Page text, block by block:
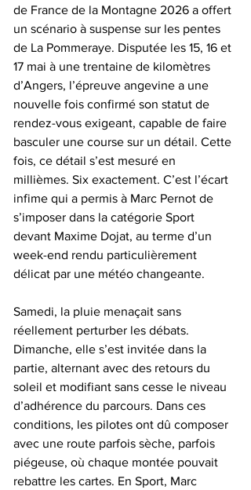
de France de la Montagne 2026 a offert
un scénario à suspense sur les pentes
de La Pommeraye. Disputée les 15, 16 et
17 mai à une trentaine de kilomètres
d’Angers, l’épreuve angevine a une
nouvelle fois confirmé son statut de
rendez-vous exigeant, capable de faire
basculer une course sur un détail. Cette
fois, ce détail s’est mesuré en
millièmes. Six exactement. C’est l’écart
infime qui a permis à Marc Pernot de
s’imposer dans la catégorie Sport
devant Maxime Dojat, au terme d’un
week-end rendu particulièrement
délicat par une météo changeante.
Samedi, la pluie menaçait sans
réellement perturber les débats.
Dimanche, elle s’est invitée dans la
partie, alternant avec des retours du
soleil et modifiant sans cesse le niveau
d’adhérence du parcours. Dans ces
conditions, les pilotes ont dû composer
avec une route parfois sèche, parfois
piégeuse, où chaque montée pouvait
rebattre les cartes. En Sport, Marc